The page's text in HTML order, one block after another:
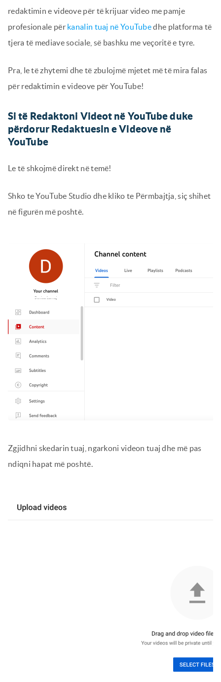
redaktimin e videove për të krijuar video me pamje
profesionale për kanalin tuaj në YouTubedhe platforma të
tjera të mediave sociale, së bashku me veçoritë e tyre.
Pra, le të zhytemi dhe të zbulojmë mjetet më të mira falas
për redaktimin e videove për YouTube!
Si të Redaktoni Videot në YouTube duke
përdorur Redaktuesin e Videove në
YouTube
Le të shkojmë direkt në temë!
Shko te YouTube Studio dhe kliko te Përmbajtja, siç shihet
në figurën më poshtë.
Zgjidhni skedarin tuaj, ngarkoni videon tuaj dhe më pas
ndiqni hapat më poshtë.